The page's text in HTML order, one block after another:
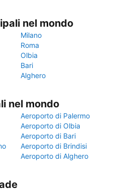
nel mondo
Milano
Roma
Olbia
Bari
Alghero
nel mondo
Aeroporto di Palermo
Aeroporto di Olbia
Aeroporto di Bari
Aeroporto di Brindisi
Aeroporto di Alghero